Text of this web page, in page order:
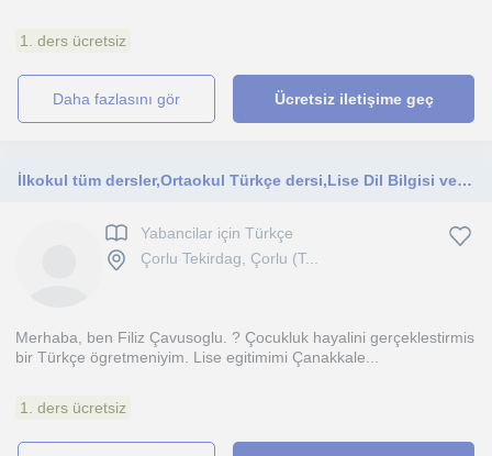
1. ders ücretsiz
daha fazlasını gör Ücretsiz iletişime geç
İlkokul tüm dersler,Ortaokul Türkçe dersi,Lise Dil Bilgisi ve Edebiyat dersleri ve Yabancılara Türkçe dersi verilir
Yabancilar için Türkçe
Çorlu Tekirdag, Çorlu (T...
Merhaba, ben Filiz Çavusoglu. ? Çocukluk hayalini gerçeklestirmis
bir Türkçe ögretmeniyim. Lise egitimimi Çanakkale...
1. ders ücretsiz